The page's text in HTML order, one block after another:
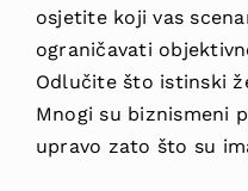
osjetite koji vas
ograničavati
Odlučite što istinski
Mnogi su biznismeni
upravo zato što su